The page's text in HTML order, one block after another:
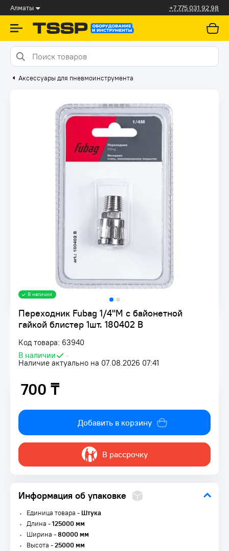
Алматы +7 775 031 92 98
Аксессуары для пневмоинструмента
Переходник Fubag 1/4"M с байонетной
гайкой блистер 1шт. 180402 B
Код товара: 63940
В наличии
•
Наличие актуально на 07.08.2026 07:41
В наличии
700 ₸
700 ₸
Добавить в корзину
В рассрочку
Информация об упаковке
Единица товара -Штука
Длина -125000 мм
Ширина -80000 мм
Высота -25000 мм